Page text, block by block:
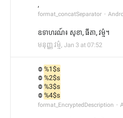
,
format_concatSeparator
ឧទាហរណ៍៖ សុខា, ធីតា, វម្ម៌។
មនុញ្ញ វម្ម៌, Jan 3 at 07:52
៙ %1$s
៙ %2$s
៙ %3$s
៙ %4$s
format_EncryptedDescription